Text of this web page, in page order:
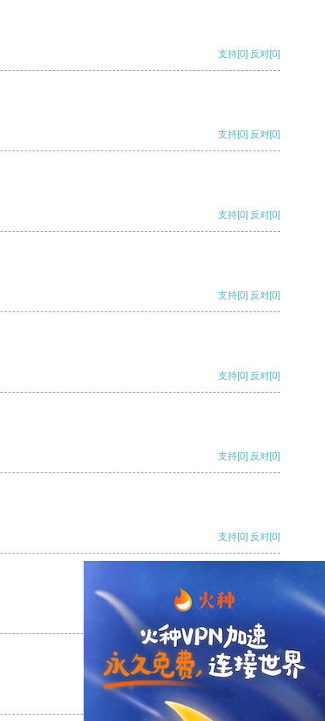
支持[0] 反对[0]
支持[0] 反对[0]
支持[0] 反对[0]
支持[0] 反对[0]
支持[0] 反对[0]
支持[0] 反对[0]
支持[0] 反对[0]
反对